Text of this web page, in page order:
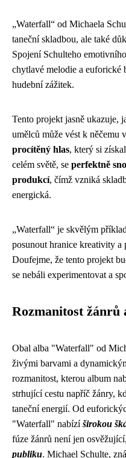
„Waterfall“ od Michaela
taneční skladbou, ale také
Spojení Schulteho
chytlavé melodie a euforické
hudební zážitek.
Tento projekt jasně ukazuje,
umělců může vést k něčemu
procítěný hlas, který si
celém světě, se perfektně
produkcí, čímž vzniká
energická.
„Waterfall“ je skvělým
posunout hranice kreativity a
Doufejme, že tento projekt
se nebáli experimentovat a
Rozmanitost žánrů
Obal alba "Waterfall" od
živými barvami a
rozmanitost, kterou album
strhující cestu napříč žánry,
taneční energií. Od
"Waterfall" nabízíširokou
fúze žánrů není jen
publiku. Michael Schulte,